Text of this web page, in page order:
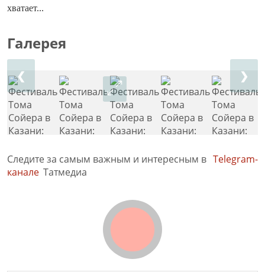
хватает...
Галерея
❮ ❯
Следите за самым важным и интересным в Telegram-
канале Татмедиа